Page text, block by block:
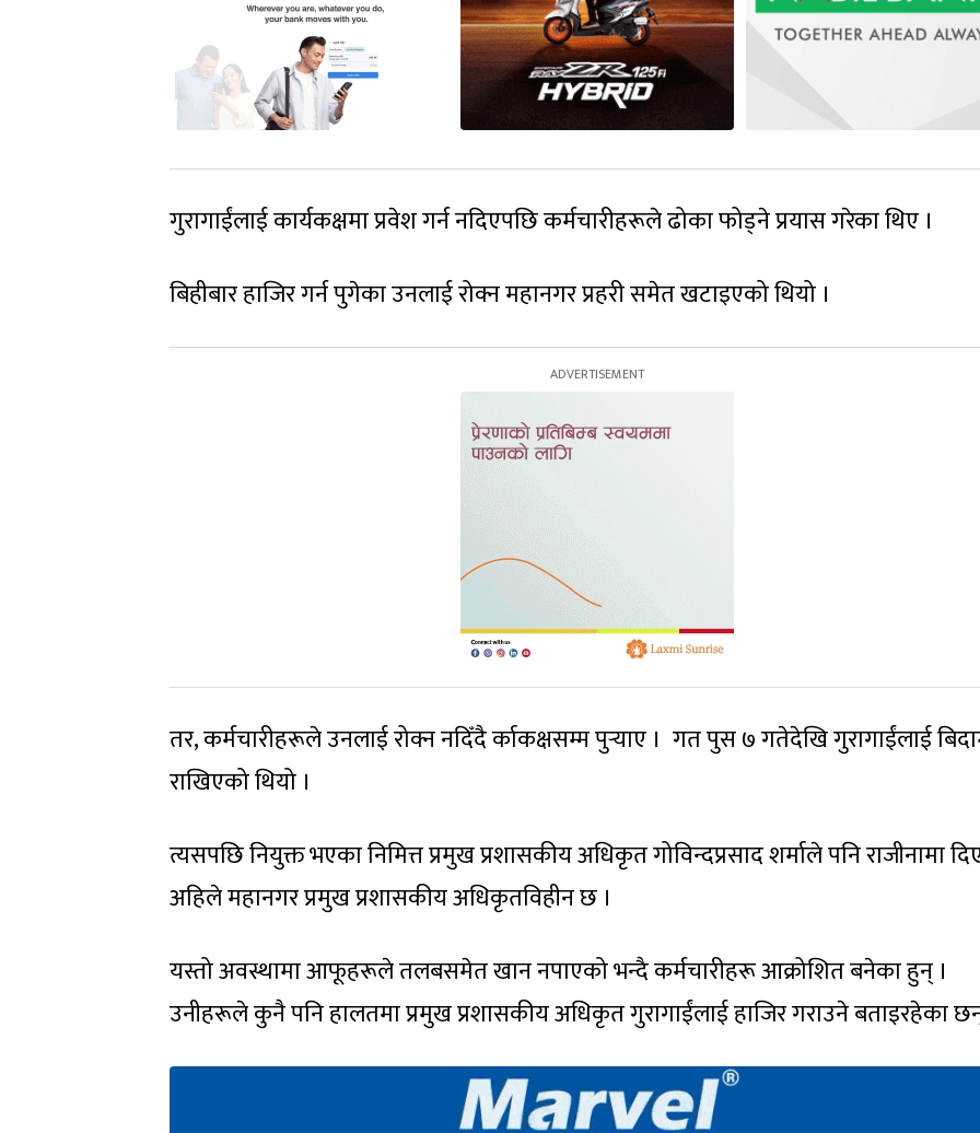
गुरागाईंलाई कार्यकक्षमा प्रवेश गर्न नदिएपछि कर्मचारीहरूले ढोका फोड्ने प्रयास गरेका थिए ।
बिहीबार हाजिर गर्न पुगेका उनलाई रोक्न महानगर प्रहरी समेत खटाइएको थियो ।
तर, कर्मचारीहरूले उनलाई रोक्न नदिँदै र्काकक्षसम्म पुर्‍याए । गत पुस ७ गतेदेखि गुरागाईंलाई
राखिएको थियो ।
त्यसपछि नियुक्त भएका निमित्त प्रमुख प्रशासकीय अधिकृत गोविन्दप्रसाद शर्माले पनि राजीनामा
अहिले महानगर प्रमुख प्रशासकीय अधिकृतविहीन छ ।
यस्तो अवस्थामा आफूहरूले तलबसमेत खान नपाएको भन्दै कर्मचारीहरू आक्रोशित बनेका हुन् ।
उनीहरूले कुनै पनि हालतमा प्रमुख प्रशासकीय अधिकृत गुरागाईंलाई हाजिर गराउने बताइरहेका